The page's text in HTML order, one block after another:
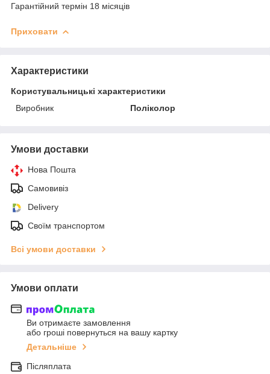
Гарантійний термін 18 місяців
Приховати
Характеристики
Користувальницькі характеристики
Виробник
Поліколор
Умови доставки
Нова Пошта
Самовивіз
Delivery
Своїм транспортом
Всі умови доставки
Умови оплати
Ви отримаєте замовлення
або гроші повернуться на вашу картку
Детальніше
Післяплата